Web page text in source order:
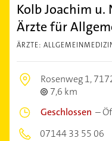
Kolb Joachim u.
Ärzte für
ÄRZTE:
Rosenweg 1,
7,6 km
Geschlossen –
07144 33 55 06